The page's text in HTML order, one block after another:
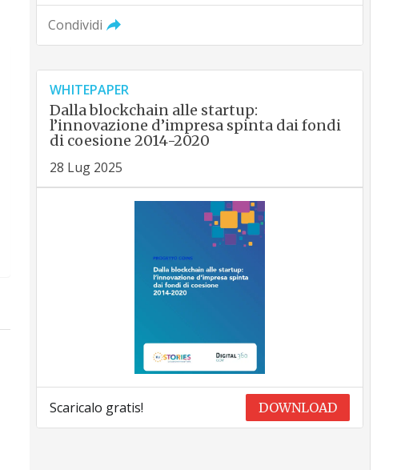
Condividi
WHITEPAPER
Dalla blockchain alle startup:
l’innovazione d’impresa spinta dai fondi
di coesione 2014-2020
28 Lug 2025
Scaricalo gratis! DOWNLOAD